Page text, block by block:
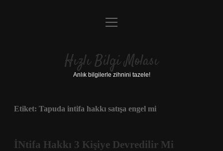
Anasayfa
Yasal Uyarı
menüyü
Hızlı Bilgi Molası
Anlık bilgilerle zihnini tazele!
Etiket: Tapuda intifa hakkı satışa engel mi
İNtifa Hakkı 3 Kişiye Devredilir Mi